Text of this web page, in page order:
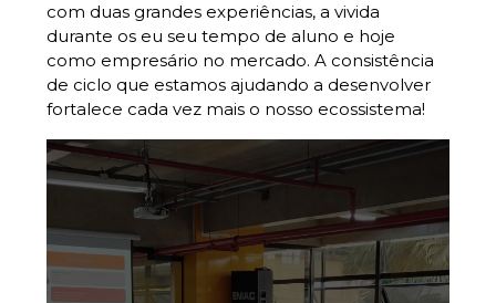
com duas grandes experiências, a vivida
durante os eu seu tempo de aluno e hoje
como empresário no mercado. A consistência
de ciclo que estamos ajudando a desenvolver
fortalece cada vez mais o nosso ecossistema!